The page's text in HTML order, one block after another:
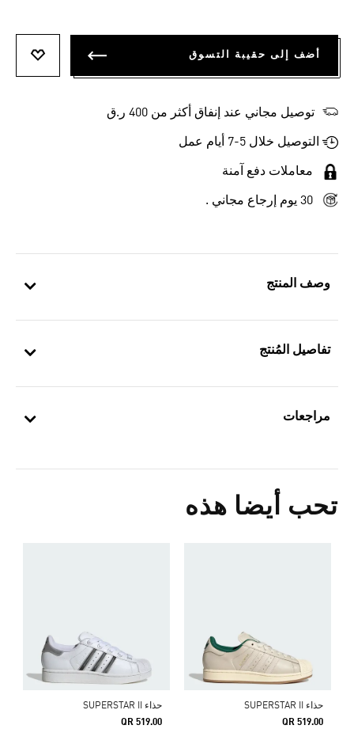
وصف المنتج
تفاصيل المُنتج
مراجعات
تحب أيضا هذه
حذاء SUPERSTAR II
QR 519.00
حذاء SUPERSTAR II
QR 519.00
أضف إلى حقيبة التسوق
توصيل مجاني عند إنفاق أكثر من 400 ر.ق
التوصيل خلال 5-7 أيام عمل
معاملات دفع آمنة